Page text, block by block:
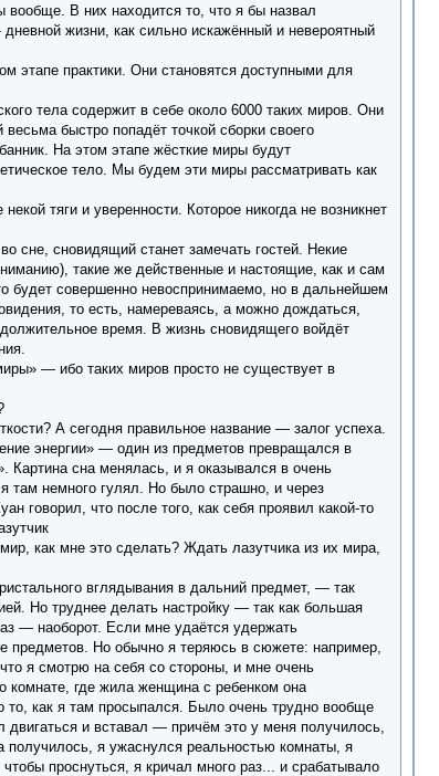
вообще. В них находится то, что я бы назвал
жизни, как сильно искажённый и невероятный
этапе практики. Они становятся доступными для
тела содержит в себе около 6000 таких миров. Они
быстро попадёт точкой сборки своего
На этом этапе жёсткие миры будут
тело. Мы будем эти миры рассматривать как
тяги и уверенности. Которое никогда не возникнет
сне, сновидящий станет замечать гостей. Некие
такие же действенные и настоящие, как и сам
будет совершенно невоспринимаемо, но в дальнейшем
то есть, намереваясь, а можно дождаться,
время. В жизнь сновидящего войдёт
— ибо таких миров просто не существует в
А сегодня правильное название — залог успеха.
энергии» — один из предметов превращался в
Картина сна менялась, и я оказывался в очень
там немного гулял. Но было страшно, и через
говорил, что после того, как себя проявил какой-то
как мне это сделать? Ждать лазутчика из их мира,
вглядывания в дальний предмет, — так
Но труднее делать настройку — так как большая
— наоборот. Если мне удаётся удержать
предметов. Но обычно я теряюсь в сюжете: например,
я смотрю на себя со стороны, и мне очень
комнате, где жила женщина с ребенком она
то, как я там просыпался. Было очень трудно вообще
и вставал — причём это у меня получилось,
получилось, я ужаснулся реальностью комнаты, я
проснуться, я кричал много раз... и срабатывало